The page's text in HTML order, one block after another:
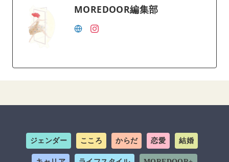
MOREDOOR編集部
ジェンダー こころ からだ 恋愛 結婚